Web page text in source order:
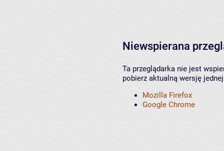
Niewspierana
Ta przeglądarka nie jest
pobierz aktualną wersję
Mozilla Firefox
Google Chrome